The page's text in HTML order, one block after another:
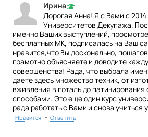
Ирина
Дорогая Анна! Я с Вами с
Университетов Декупажа.
именно Ваших выступлений,
бесплатных МК, подписалась на Ваш
нравится,что Вы досконально,
грамотно объясняете и доводите
совершенства! Рада, что выбрала
даете здесь множество техник, от
вживления в поталь до
способами. Это еще один курс
рада работать с Вами и снова учиться
Нравится • Ответить